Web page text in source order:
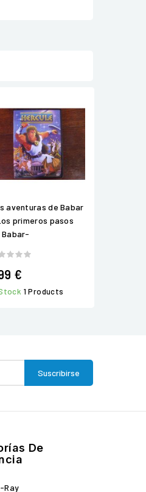
aventuras de Babar
primeros pasos
Babar-
€
1 Products
De
Ray